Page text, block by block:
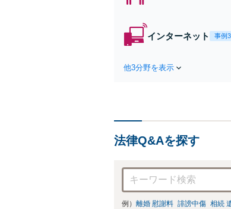
インターネット 事例
他3分野を表示
法律Q&Aを探す
例） 離婚 慰謝料 誹謗中傷 相続